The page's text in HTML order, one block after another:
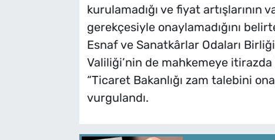
kurulamadığı ve fiyat
gerekçesiyle onaylamadığını
Esnaf ve Sanatkârlar Odaları
Valiliği’nin de mahkemeye itirazda
“Ticaret Bakanlığı zam talebini
vurgulandı.